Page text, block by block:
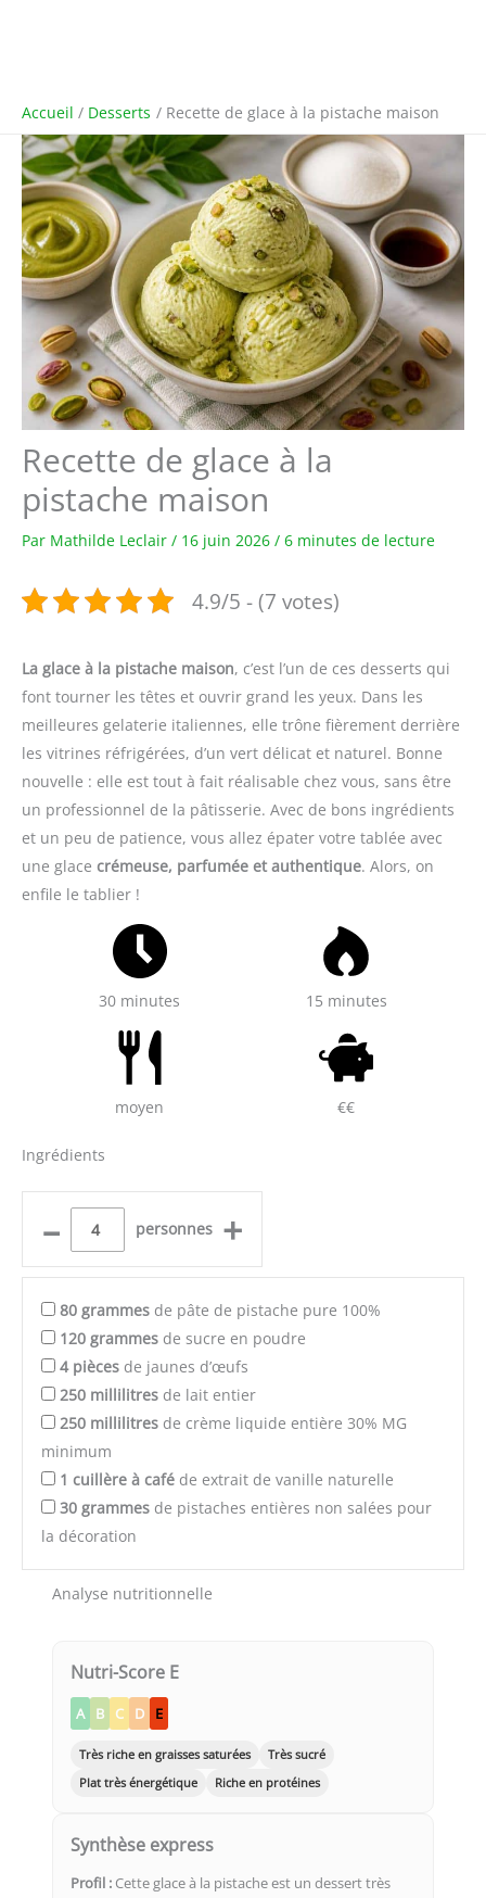
Accueil Desserts Recette de glace à la pistache maison
Recette de glace à la
pistache maison
Par Mathilde Leclair / 16 juin 2026 / 6 minutes de lecture
4.9/5 - (7 votes)
La glace à la pistache maison, c’est l’un de ces desserts qui
font tourner les têtes et ouvrir grand les yeux. Dans les
meilleures gelaterie italiennes, elle trône fièrement derrière
les vitrines réfrigérées, d’un vert délicat et naturel. Bonne
nouvelle : elle est tout à fait réalisable chez vous, sans être
un professionnel de la pâtisserie. Avec de bons ingrédients
et un peu de patience, vous allez épater votre tablée avec
une glace crémeuse, parfumée et authentique. Alors, on
enfile le tablier !
30 minutes 15 minutes
moyen €€
Ingrédients
– personnes +
80 grammes de pâte de pistache pure 100%
120 grammes de sucre en poudre
4 pièces de jaunes d’œufs
250 millilitres de lait entier
250 millilitres de crème liquide entière 30% MG
minimum
1 cuillère à café de extrait de vanille naturelle
30 grammes de pistaches entières non salées pour
la décoration
Analyse nutritionnelle
Nutri-Score E
A B C D E
Très riche en graisses saturées
Très sucré
Plat très énergétique
Riche en protéines
Synthèse express
Profil : Cette glace à la pistache est un dessert très